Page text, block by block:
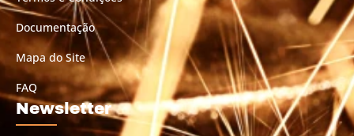
Documentação
Mapa do Site
FAQ
Newsletter